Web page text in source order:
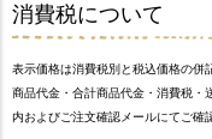
消費税について
表示価格は消費税別と税込価格の併
商品代金・合計商品代金・消費税・
内およびご注文確認メールにてご確